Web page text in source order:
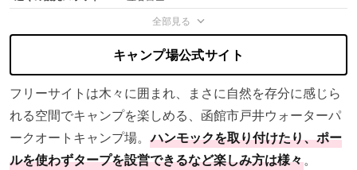
全部見る
キャンプ場公式サイト
フリーサイトは木々に囲まれ、まさに自然を存分に感じら
れる空間でキャンプを楽しめる、函館市戸井ウォーターパ
ークオートキャンプ場。 ハンモックを取り付けたり、ポー
ルを使わずタープを設営できるなど楽しみ方は様々。